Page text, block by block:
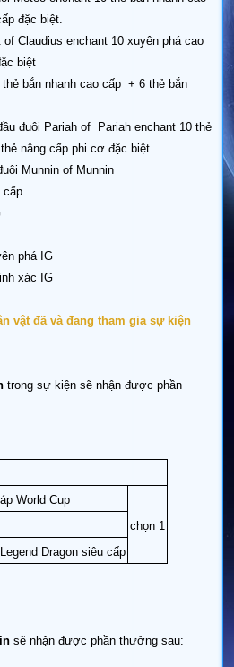
đặc biệt.
Claudius enchant 10 xuyên phá cao
biệt
bắn nhanh cao cấp + 6 thẻ bắn
đuôi Pariah of Pariah enchant 10 thẻ
nâng cấp phi cơ đặc biệt
Munnin of Munnin
cấp
phá IG
xác IG
vật đã và đang tham gia sự kiện
trong sự kiện sẽ nhận được phần
World Cup
chọn 1
Dragon siêu cấp
sẽ nhận được phần thưởng sau: